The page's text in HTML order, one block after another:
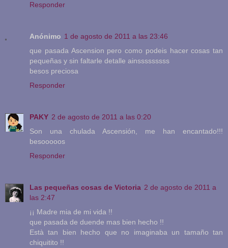
Responder
Anónimo 1 de agosto de 2011 a las 23:46
que pasada Ascension pero como podeis hacer cosas tan
pequeñas y sin faltarle detalle ainsssssssss
besos preciosa
Responder
PAKY 2 de agosto de 2011 a las 0:20
Son una chulada Ascensión, me han encantado!!!
besooooos
Responder
Las pequeñas cosas de Victoria 2 de agosto de 2011 a
las 2:47
¡¡ Madre mia de mi vida !!
que pasada de duende mas bien hecho !!
Està tan bien hecho que no imaginaba un tamaño tan
chiquitito !!